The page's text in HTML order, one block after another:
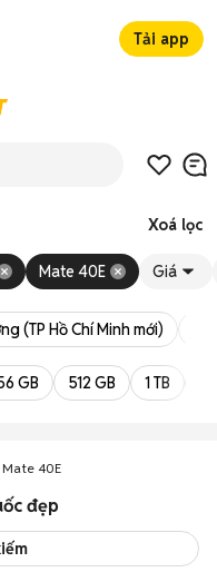
Tải app
Xoá lọc
Mate 40E Giá
(TP Hồ Chí Minh mới)
GB 512 GB 1 TB
40E
đẹp